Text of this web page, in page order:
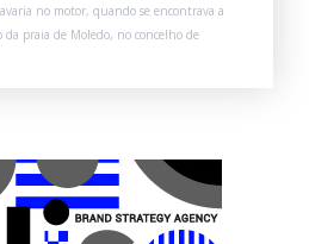
no motor, quando se encontrava a
da praia de Moledo, no concelho de